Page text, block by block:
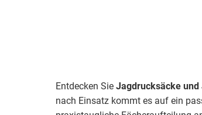
Entdecken Sie Jagdrucksäcke
nach Einsatz kommt es auf ein